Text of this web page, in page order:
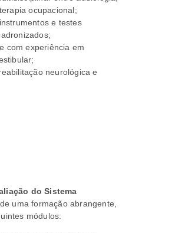
ocupacional;
e testes
com experiência em
neurológica e
do Sistema
uma formação abrangente,
módulos: